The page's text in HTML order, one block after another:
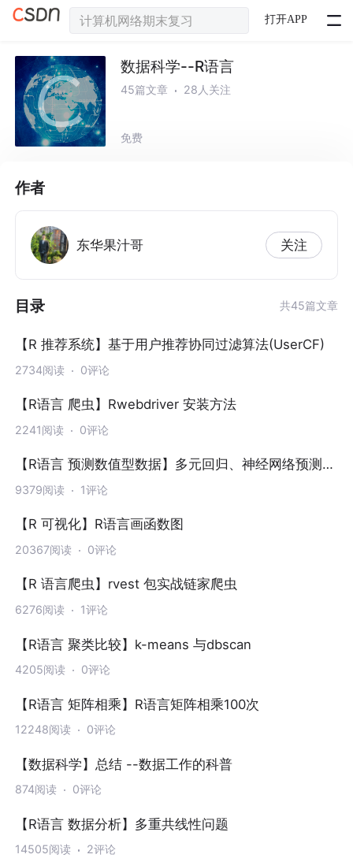
打开APP
数据科学--R语言
45篇文章 28人关注
免费
作者
东华果汁哥 关注
目录 共45篇文章
【R 推荐系统】基于用户推荐协同过滤算法(UserCF)
2734阅读 0评论
【R语言 爬虫】Rwebdriver 安装方法
2241阅读 0评论
【R语言 预测数值型数据】多元回归、神经网络预测数
值型目标变量
9379阅读 1评论
【R 可视化】R语言画函数图
20367阅读 0评论
【R 语言爬虫】rvest 包实战链家爬虫
6276阅读 1评论
【R语言 聚类比较】k-means 与dbscan
4205阅读 0评论
【R语言 矩阵相乘】R语言矩阵相乘100次
12248阅读 0评论
【数据科学】总结 --数据工作的科普
874阅读 0评论
【R语言 数据分析】多重共线性问题
14505阅读 2评论